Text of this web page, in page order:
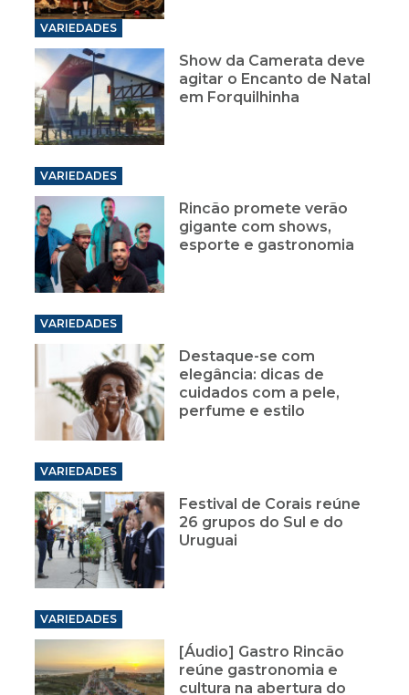
VARIEDADES
Show da Camerata deve
agitar o Encanto de Natal
em Forquilhinha
VARIEDADES
Rincão promete verão
gigante com shows,
esporte e gastronomia
VARIEDADES
Destaque-se com
elegância: dicas de
cuidados com a pele,
perfume e estilo
VARIEDADES
Festival de Corais reúne
26 grupos do Sul e do
Uruguai
VARIEDADES
[Áudio] Gastro Rincão
reúne gastronomia e
cultura na abertura do